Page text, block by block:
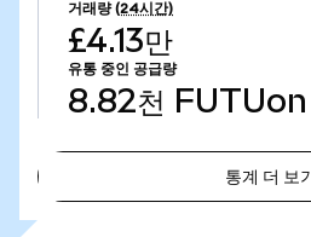
거래량 (24시간)
£4.13만
유통 중인 공급량
8.82천 FUTUon
통계 더 보기